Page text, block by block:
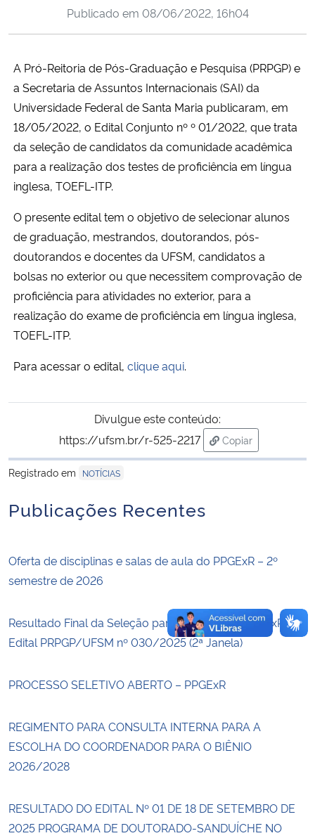
Ministério da Cidadania
Ministério de Minas e Energia
Ministério da Ciência, Tecnologia, Inovações e Comunicações
Ministério do Meio Ambiente
Ministério do Desenvolvimento Regional
Controladoria-Geral da União
Ministério da Mulher, da Família e dos Direitos Humanos
Gabinete de Segurança Institucional
Advocacia-Geral da União
Publicado em 08/06/2022, 16h04
A Pró-Reitoria de Pós-Graduação e Pesquisa (PRPGP) e
a Secretaria de Assuntos Internacionais (SAI) da
Universidade Federal de Santa Maria publicaram, em
18/05/2022, o Edital Conjunto nº º 01/2022, que trata
da seleção de candidatos da comunidade acadêmica
para a realização dos testes de proficiência em língua
inglesa, TOEFL-ITP.
O presente edital tem o objetivo de selecionar alunos
de graduação, mestrandos, doutorandos, pós-
doutorandos e docentes da UFSM, candidatos a
bolsas no exterior ou que necessitem comprovação de
proficiência para atividades no exterior, para a
realização do exame de proficiência em língua inglesa,
TOEFL-ITP.
Para acessar o edital, clique aqui.
Divulgue este conteúdo:
https://ufsm.br/r-525-2217
Copiar
para área de
Registrado em
NOTÍCIAS
Publicações Recentes
Oferta de disciplinas e salas de aula do PPGExR – 2º
semestre de 2026
Resultado Final da Seleção para Ingresso no PPGExR –
Edital PRPGP/UFSM nº 030/2025 (2ª Janela)
PROCESSO SELETIVO ABERTO – PPGExR
REGIMENTO PARA CONSULTA INTERNA PARA A
ESCOLHA DO COORDENADOR PARA O BIÊNIO
2026/2028
RESULTADO DO EDITAL Nº 01 DE 18 DE SETEMBRO DE
2025 PROGRAMA DE DOUTORADO-SANDUÍCHE NO